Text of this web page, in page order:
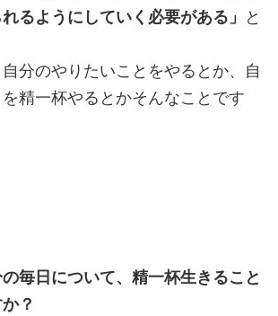
るようにしていく必要がある」
と
分のやりたいことをやるとか、自
精一杯やるとかそんなことです
毎日について、精一杯生きること
？